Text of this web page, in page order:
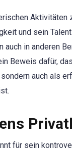
Aktivitäten
und sein
auch in anderen
Beweis dafür,
auch als
für sein